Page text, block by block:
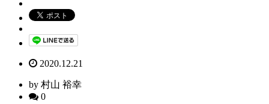
2020.12.21
by 村山 裕幸
0